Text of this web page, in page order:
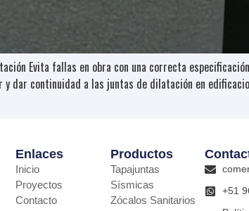
Evita fallas en obra con una correcta
dar continuidad a las juntas de dilatación en
Enlaces
Inicio
Proyectos
Contacto
Productos
Tapajuntas
Sísmicas
Zócalos Sanitarios
+51